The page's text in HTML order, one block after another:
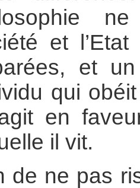
et
et
qui
en
il vit.
de ne pas